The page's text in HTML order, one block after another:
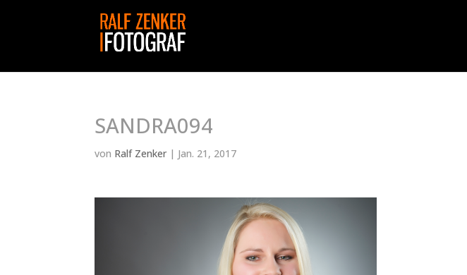
SANDRA094
von Ralf Zenker | Jan. 21, 2017